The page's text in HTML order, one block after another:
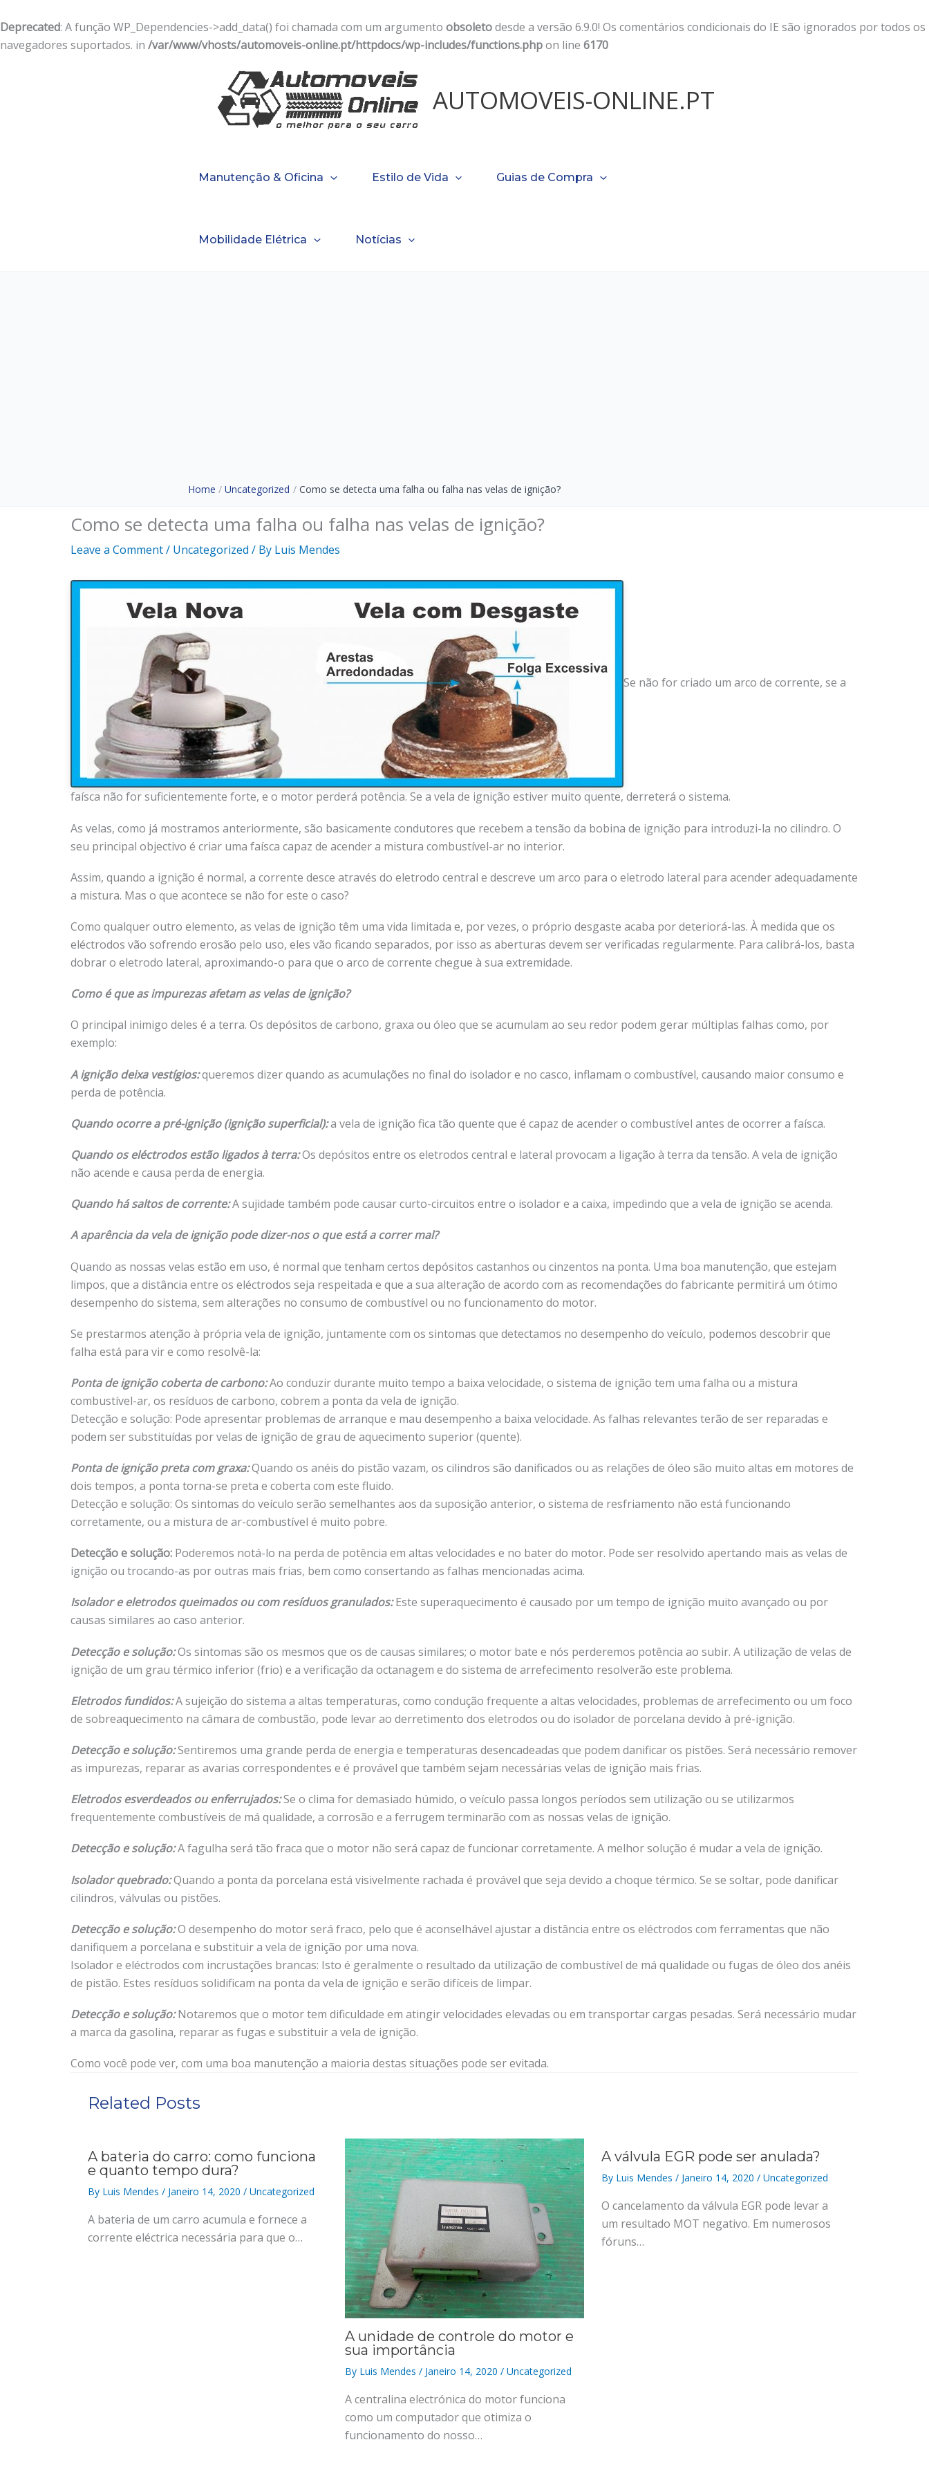
Deprecated: A função WP_Dependencies->add_data() foi chamada com um argumento obsoletodesde a versão 6.9.0! Os comentários condicionais do IE são ignorados por todos os
navegadores suportados. in /var/www/vhosts/automoveis-online.pt/httpdocs/wp-includes/functions.phpon line 6170
AUTOMOVEIS-ONLINE.PT
Manutenção & Oficina Estilo de Vida Guias de Compra
Mobilidade Elétrica Notícias
Home Uncategorized Como se detecta uma falha ou falha nas velas de ignição?
Como se detecta uma falha ou falha nas velas de ignição?
Leave a Comment/ Uncategorized / By Luis Mendes
Se não for criado um arco de corrente, se a
faísca não for suficientemente forte, e o motor perderá potência. Se a vela de ignição estiver muito quente, derreterá o sistema.
As velas, como já mostramos anteriormente, são basicamente condutores que recebem a tensão da bobina de ignição para introduzi-la no cilindro. O
seu principal objectivo é criar uma faísca capaz de acender a mistura combustível-ar no interior.
Assim, quando a ignição é normal, a corrente desce através do eletrodo central e descreve um arco para o eletrodo lateral para acender adequadamente
a mistura. Mas o que acontece se não for este o caso?
Como qualquer outro elemento, as velas de ignição têm uma vida limitada e, por vezes, o próprio desgaste acaba por deteriorá-las. À medida que os
eléctrodos vão sofrendo erosão pelo uso, eles vão ficando separados, por isso as aberturas devem ser verificadas regularmente. Para calibrá-los, basta
dobrar o eletrodo lateral, aproximando-o para que o arco de corrente chegue à sua extremidade.
Como é que as impurezas afetam as velas de ignição?
O principal inimigo deles é a terra. Os depósitos de carbono, graxa ou óleo que se acumulam ao seu redor podem gerar múltiplas falhas como, por
exemplo:
A ignição deixa vestígios:queremos dizer quando as acumulações no final do isolador e no casco, inflamam o combustível, causando maior consumo e
perda de potência.
Quando ocorre a pré-ignição (ignição superficial):a vela de ignição fica tão quente que é capaz de acender o combustível antes de ocorrer a faísca.
Quando os eléctrodos estão ligados à terra:Os depósitos entre os eletrodos central e lateral provocam a ligação à terra da tensão. A vela de ignição
não acende e causa perda de energia.
Quando há saltos de corrente:A sujidade também pode causar curto-circuitos entre o isolador e a caixa, impedindo que a vela de ignição se acenda.
A aparência da vela de ignição pode dizer-nos o que está a correr mal?
Quando as nossas velas estão em uso, é normal que tenham certos depósitos castanhos ou cinzentos na ponta. Uma boa manutenção, que estejam
limpos, que a distância entre os eléctrodos seja respeitada e que a sua alteração de acordo com as recomendações do fabricante permitirá um ótimo
desempenho do sistema, sem alterações no consumo de combustível ou no funcionamento do motor.
Se prestarmos atenção à própria vela de ignição, juntamente com os sintomas que detectamos no desempenho do veículo, podemos descobrir que
falha está para vir e como resolvê-la:
Ponta de ignição coberta de carbono:Ao conduzir durante muito tempo a baixa velocidade, o sistema de ignição tem uma falha ou a mistura
combustível-ar, os resíduos de carbono, cobrem a ponta da vela de ignição.
Detecção e solução: Pode apresentar problemas de arranque e mau desempenho a baixa velocidade. As falhas relevantes terão de ser reparadas e
podem ser substituídas por velas de ignição de grau de aquecimento superior (quente).
Ponta de ignição preta com graxa:Quando os anéis do pistão vazam, os cilindros são danificados ou as relações de óleo são muito altas em motores de
dois tempos, a ponta torna-se preta e coberta com este fluido.
Detecção e solução: Os sintomas do veículo serão semelhantes aos da suposição anterior, o sistema de resfriamento não está funcionando
corretamente, ou a mistura de ar-combustível é muito pobre.
Detecção e solução: Poderemos notá-lo na perda de potência em altas velocidades e no bater do motor. Pode ser resolvido apertando mais as velas de
ignição ou trocando-as por outras mais frias, bem como consertando as falhas mencionadas acima.
Isolador e eletrodos queimados ou com resíduos granulados:Este superaquecimento é causado por um tempo de ignição muito avançado ou por
causas similares ao caso anterior.
Detecção e solução:Os sintomas são os mesmos que os de causas similares; o motor bate e nós perderemos potência ao subir. A utilização de velas de
ignição de um grau térmico inferior (frio) e a verificação da octanagem e do sistema de arrefecimento resolverão este problema.
Eletrodos fundidos:A sujeição do sistema a altas temperaturas, como condução frequente a altas velocidades, problemas de arrefecimento ou um foco
de sobreaquecimento na câmara de combustão, pode levar ao derretimento dos eletrodos ou do isolador de porcelana devido à pré-ignição.
Detecção e solução:Sentiremos uma grande perda de energia e temperaturas desencadeadas que podem danificar os pistões. Será necessário remover
as impurezas, reparar as avarias correspondentes e é provável que também sejam necessárias velas de ignição mais frias.
Eletrodos esverdeados ou enferrujados:Se o clima for demasiado húmido, o veículo passa longos períodos sem utilização ou se utilizarmos
frequentemente combustíveis de má qualidade, a corrosão e a ferrugem terminarão com as nossas velas de ignição.
Detecção e solução:A fagulha será tão fraca que o motor não será capaz de funcionar corretamente. A melhor solução é mudar a vela de ignição.
Isolador quebrado:Quando a ponta da porcelana está visivelmente rachada é provável que seja devido a choque térmico. Se se soltar, pode danificar
cilindros, válvulas ou pistões.
Detecção e solução:O desempenho do motor será fraco, pelo que é aconselhável ajustar a distância entre os eléctrodos com ferramentas que não
danifiquem a porcelana e substituir a vela de ignição por uma nova.
Isolador e eléctrodos com incrustações brancas: Isto é geralmente o resultado da utilização de combustível de má qualidade ou fugas de óleo dos anéis
de pistão. Estes resíduos solidificam na ponta da vela de ignição e serão difíceis de limpar.
Detecção e solução: Notaremos que o motor tem dificuldade em atingir velocidades elevadas ou em transportar cargas pesadas. Será necessário mudar
a marca da gasolina, reparar as fugas e substituir a vela de ignição.
Como você pode ver, com uma boa manutenção a maioria destas situações pode ser evitada.
Related Posts
A bateria do carro: como funciona
e quanto tempo dura?
By Luis Mendes / Janeiro 14, 2020 / Uncategorized
A bateria de um carro acumula e fornece a
corrente eléctrica necessária para que o…
A unidade de controle do motor e
sua importância
By Luis Mendes / Janeiro 14, 2020 / Uncategorized
A centralina electrónica do motor funciona
como um computador que otimiza o
funcionamento do nosso…
A válvula EGR pode ser anulada?
By Luis Mendes/ Janeiro 14, 2020/Uncategorized
O cancelamento da válvula EGR pode levar a
um resultado MOT negativo. Em numerosos
fóruns…